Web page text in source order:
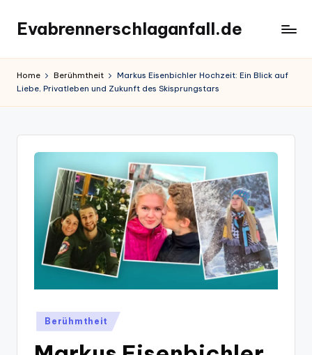
content
Evabrennerschlaganfall.de
Home Berühmtheit
Markus Eisenbichler Hochzeit: Ein Blick auf
Liebe, Privatleben und Zukunft des Skisprungstars
Posted
in
Berühmtheit